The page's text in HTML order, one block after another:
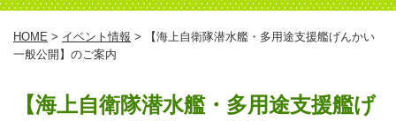
HOME > イベント情報 > 【海上自衛隊潜水艦・多用途支援艦げんかい
一般公開】のご案内
【海上自衛隊潜水艦・多用途支援艦げ